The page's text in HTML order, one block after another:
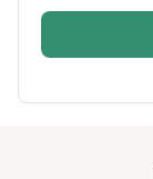
Surface
Protection: